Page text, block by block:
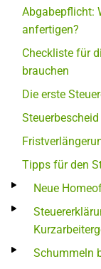
Abgabepflicht:
anfertigen?
Checkliste für
brauchen
Die erste
Tipps für den
Neue
Schummeln